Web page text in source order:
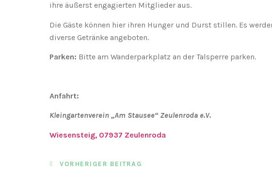
ihre äußerst engagierten Mitglieder aus.
Die Gäste können hier ihren Hunger und Durst stillen. Es
diverse Getränke angeboten.
Parken: Bitte am Wanderparkplatz an der Talsperre parken.
Anfahrt:
Kleingartenverein „Am Stausee“ Zeulenroda e.V.
Wiesensteig, 07937 Zeulenroda
VORHERIGER BEITRAG